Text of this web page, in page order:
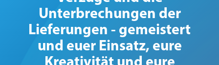
Unterbrechungen der
Lieferungen - gemeistert
und euer Einsatz, eure
Kreativität und eure